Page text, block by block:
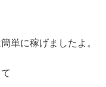
単に稼げましたよ。